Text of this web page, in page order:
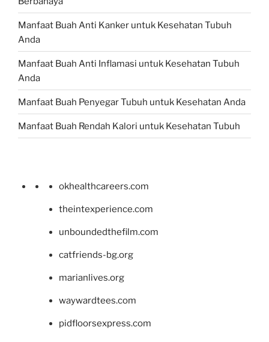
Manfaat Buah Anti Kanker untuk Kesehatan Tubuh
Anda
Manfaat Buah Anti Inflamasi untuk Kesehatan Tubuh
Anda
Manfaat Buah Penyegar Tubuh untuk Kesehatan Anda
Manfaat Buah Rendah Kalori untuk Kesehatan Tubuh
okhealthcareers.com
theintexperience.com
unboundedthefilm.com
catfriends-bg.org
marianlives.org
waywardtees.com
pidfloorsexpress.com